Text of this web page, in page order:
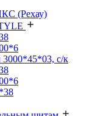
(Рехау)
с/к